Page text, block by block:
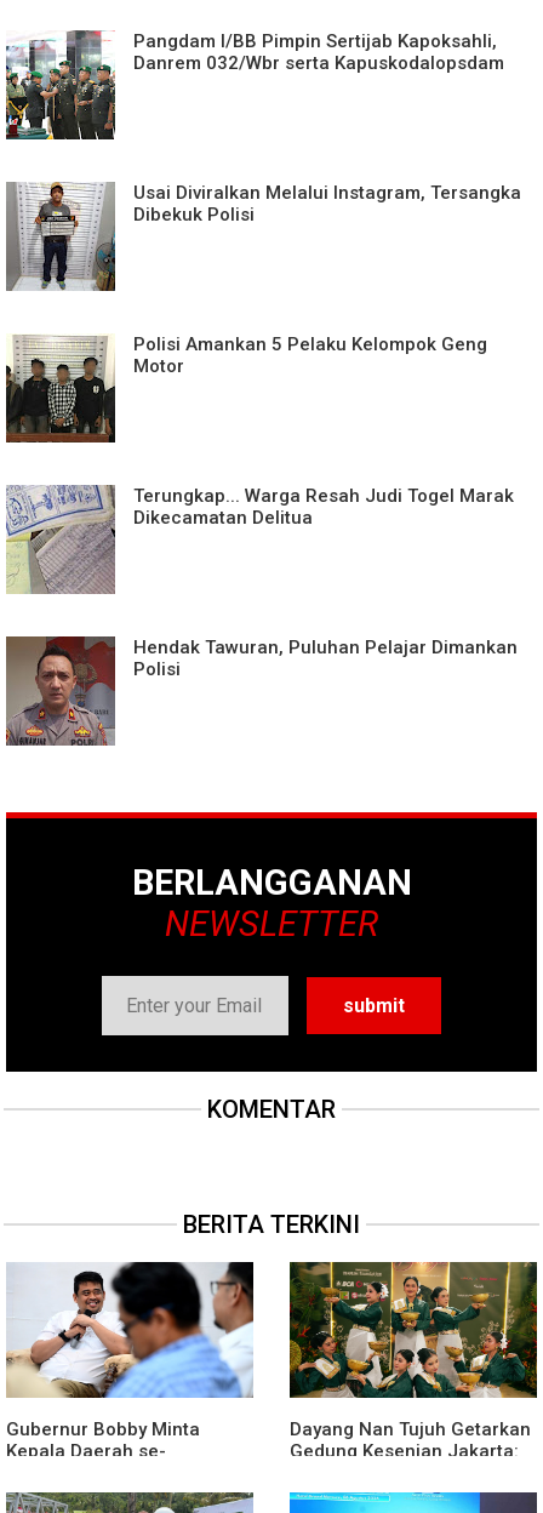
Pangdam I/BB Pimpin Sertijab Kapoksahli,
Danrem 032/Wbr serta Kapuskodalopsdam
Usai Diviralkan Melalui Instagram, Tersangka
Dibekuk Polisi
Polisi Amankan 5 Pelaku Kelompok Geng
Motor
Terungkap... Warga Resah Judi Togel Marak
Dikecamatan Delitua
Hendak Tawuran, Puluhan Pelajar Dimankan
Polisi
BERLANGGANAN
NEWSLETTER
KOMENTAR
BERITA TERKINI
Gubernur Bobby Minta
Kepala Daerah se-
Usulan Bantuan Keuangan
Dayang Nan Tujuh Getarkan
Gedung Kesenian Jakarta:
Nusantara